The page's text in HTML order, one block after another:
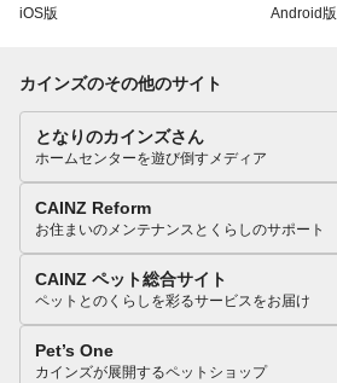
iOS版 Android版
カインズのその他のサイト
となりのカインズさん
ホームセンターを遊び倒すメディア
CAINZ Reform
お住まいのメンテナンスとくらしのサポート
CAINZ ペット総合サイト
ペットとのくらしを彩るサービスをお届け
Pet’s One
カインズが展開するペットショップ